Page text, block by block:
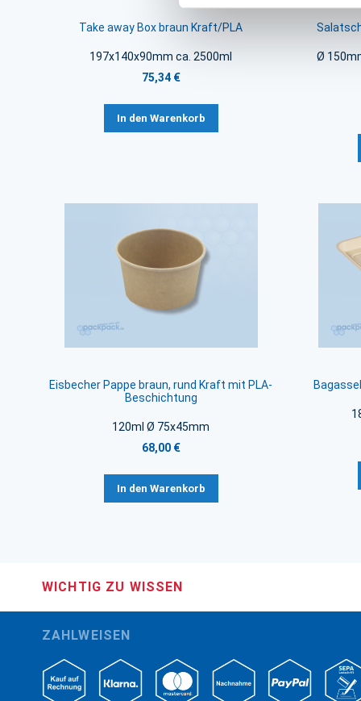
Take away Box braun Kraft/PLA
197x140x90mm ca. 2500ml
75,34 €
In den Warenkorb
Ø
Eisbecher Pappe braun, rund Kraft mit PLA-
Beschichtung
120ml Ø 75x45mm
68,00 €
In den Warenkorb
WICHTIG ZU WISSEN
ZAHLWEISEN